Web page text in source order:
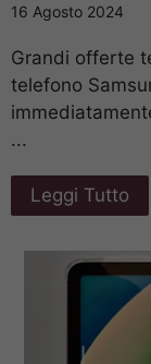
16 Agosto 2024
Grandi offerte
telefono
...
Leggi Tutto